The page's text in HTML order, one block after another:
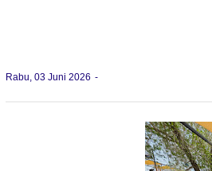
Rabu, 03 Juni 2026